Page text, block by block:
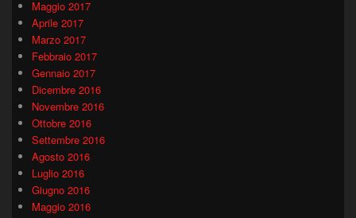
Maggio 2017
Aprile 2017
Marzo 2017
Febbraio 2017
Gennaio 2017
Dicembre 2016
Novembre 2016
Ottobre 2016
Settembre 2016
Agosto 2016
Luglio 2016
Giugno 2016
Maggio 2016